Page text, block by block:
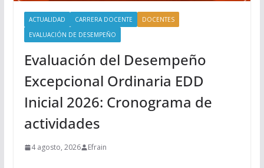
ACTUALIDAD CARRERA DOCENTE
DOCENTES
EVALUACIÓN DE DESEMPEÑO
Evaluación del Desempeño
Excepcional Ordinaria EDD
Inicial 2026: Cronograma de
actividades
4 agosto, 2026 Efrain